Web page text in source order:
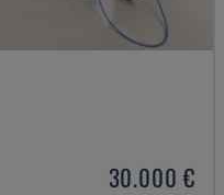
30.000 €